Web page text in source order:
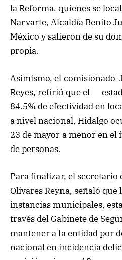
la Reforma, quienes se
Narvarte, Alcaldía Benito
México y salieron de su
propia.
Asimismo, el comisionado
Reyes, refirió que el
84.5% de efectividad en
a nivel nacional, Hidalgo
23 de mayor a menor en el
de personas.
Para finalizar, el secretario
Olivares Reyna, señaló
instancias municipales,
través del Gabinete de
mantener a la entidad por
nacional en incidencia